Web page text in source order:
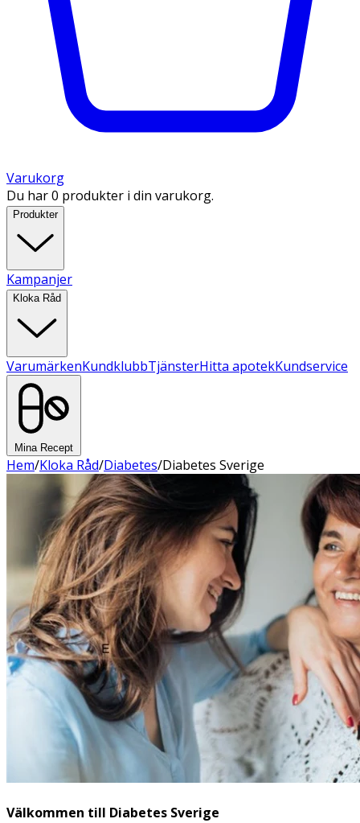
Varukorg
Du har 0 produkter i din varukorg.
Produkter
Kampanjer
Kloka Råd
VarumärkenKundklubbTjänsterHitta apotekKundservice
Mina Recept
Hem/Kloka Råd/Diabetes/Diabetes Sverige
Välkommen till Diabetes Sverige